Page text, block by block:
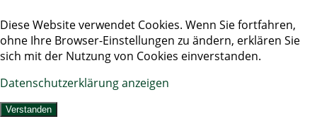
Diese Website verwendet Cookies. Wenn Sie fortfahren,
ohne Ihre Browser-Einstellungen zu ändern, erklären Sie
sich mit der Nutzung von Cookies einverstanden.
Datenschutzerklärung anzeigen
Verstanden